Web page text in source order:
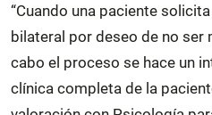
“Cuando una paciente
bilateral por deseo de no ser
cabo el proceso se hace un
clínica completa de la